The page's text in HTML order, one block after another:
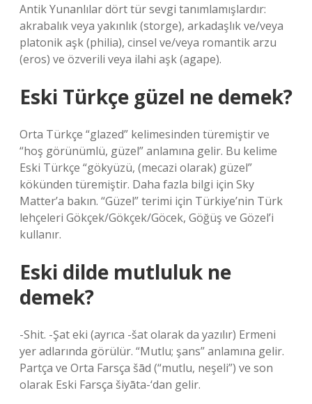
Antik Yunanlılar dört tür sevgi tanımlamışlardır:
akrabalık veya yakınlık (storge), arkadaşlık ve/veya
platonik aşk (philia), cinsel ve/veya romantik arzu
(eros) ve özverili veya ilahi aşk (agape).
Eski Türkçe güzel ne demek?
Orta Türkçe “glazed” kelimesinden türemiştir ve
“hoş görünümlü, güzel” anlamına gelir. Bu kelime
Eski Türkçe “gökyüzü, (mecazi olarak) güzel”
kökünden türemiştir. Daha fazla bilgi için Sky
Matter’a bakın. “Güzel” terimi için Türkiye’nin Türk
lehçeleri Gökçek/Gökçek/Göcek, Göğüş ve Gözel’i
kullanır.
Eski dilde mutluluk ne
demek?
-Shit. -Şat eki (ayrıca -šat olarak da yazılır) Ermeni
yer adlarında görülür. “Mutlu; şans” anlamına gelir.
Partça ve Orta Farsça šād (“mutlu, neşeli”) ve son
olarak Eski Farsça šiyāta-‘dan gelir.